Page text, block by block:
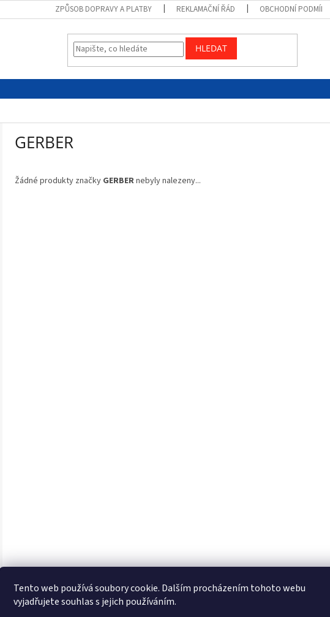
Tento web používá soubory cookie. Dalším procházením tohoto webu
vyjadřujete souhlas s jejich používáním.
ZPŮSOB DOPRAVY A PLATBY REKLAMAČNÍ ŘÁD OBCHODNÍ PODMÍNKY
HLEDAT
GERBER
Žádné produkty značky GERBERnebyly nalezeny...